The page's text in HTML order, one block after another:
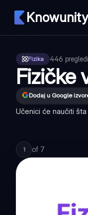
Knowunity
Fizika 446 pregledi
Fizičke
Dodaj u Google
Učenici će naučiti
1 of 7